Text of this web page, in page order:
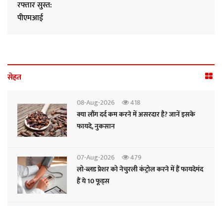
सेहत
08-Aug-2026
418
क्या लौंग दर्द कम करने में असरदार है? जानें इसके
फायदे, नुकसान
07-Aug-2026
479
लो-ब्लड प्रेशर को नेचुरली कंट्रोल करने में हैं फायदेमंद
हैं ये 10 फूड्स